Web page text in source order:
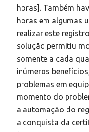
horas]. Também
horas em algumas
realizar este
solução permitiu
somente a cada
inúmeros
problemas em
momento do
a automação do
a conquista da